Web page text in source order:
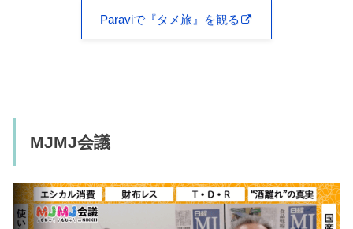
Paraviで『タメ旅』を観る
MJMJ会議